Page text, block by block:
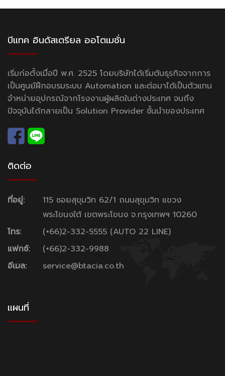
บีแทค อินดัสเตรียล ออโตเมชั่น
เริ่มก่อตั้งเมื่อปี พ.ศ. 2525 โดยบริษัทได้เริ่มต้นธุรกิจจากการ
เป็นศูนย์ฝึกอบรมระบบ Automation และต่อมาได้เป็นตัวแทน
จำหน่ายอุปกรณ์จากโรงงานผู้ผลิตในต่างประเทศ จนถึง
ปัจจุบันได้กลายเป็น Solution Provider ชั้นนำของประเทศ
ติดต่อ
ที่อยู่:
115 ซอยสุขุมวิท 62/1 ถนนสุขุมวิท แขวง
พระโขนงใต้ เขตพระโขนง จ.กรุงเทพฯ 10260
โทร:
(+66)2-332-5555 (AUTO 22 LINE)
แฟกซ์:
(+66)2-332-9988
อีเมล:
service@btacia.co.th
แผนที่